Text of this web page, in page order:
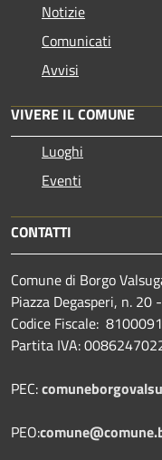
Notizie
Comunicati
Avvisi
VIVERE IL COMUNE
Luoghi
Eventi
CONTATTI
Comune di Borgo
Piazza Degasperi, n. 20
Codice Fiscale:
Partita IVA:
PEC:
PEO: